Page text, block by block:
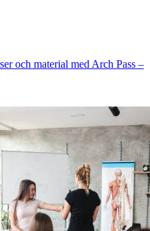
och material med Arch Pass –